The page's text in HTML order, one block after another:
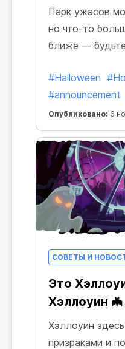
Парк ужасов
но что-то
ближе —
#Halloween
#announcement
Опубликовано: 6
СОВЕТЫ И
Это
Хэллоуин 🦇
Хэллоуин
призраками и